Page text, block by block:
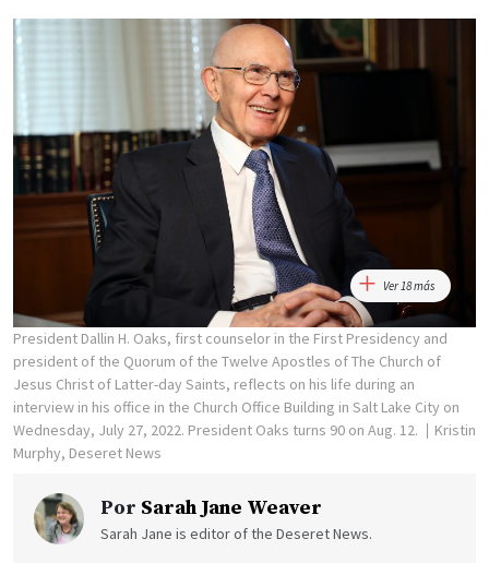
Ver 18 más
President Dallin H. Oaks, first counselor in the First Presidency and
president of the Quorum of the Twelve Apostles of The Church of
Jesus Christ of Latter-day Saints, reflects on his life during an
interview in his office in the Church Office Building in Salt Lake City on
Wednesday, July 27, 2022. President Oaks turns 90 on Aug. 12.
Kristin
Murphy, Deseret News
Por Sarah Jane Weaver
Sarah Jane is editor of the Deseret News.